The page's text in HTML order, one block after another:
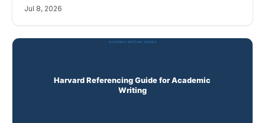
нумерованими посиланнями для журналів, книг,
Jul 8, 2026